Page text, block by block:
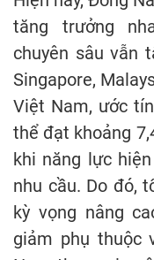
tăng trưởng
chuyên sâu vẫn
Singapore,
Việt Nam, ước
thể đạt khoảng
khi năng lực
nhu cầu. Do đó,
kỳ vọng nâng
giảm phụ thuộc